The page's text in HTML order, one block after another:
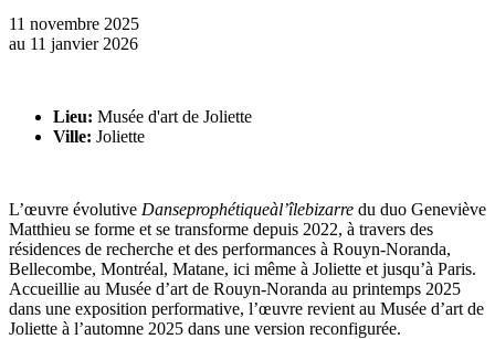
11 novembre 2025
au 11 janvier 2026
Lieu: Musée d'art de Joliette
Ville: Joliette
​​L’œuvre évolutive Danseprophétiqueàl’îlebizarre du duo Geneviève
Matthieu se forme et se transforme depuis 2022, à travers des
résidences de recherche et des performances à Rouyn-Noranda,
Bellecombe, Montréal, Matane, ici même à Joliette et jusqu’à Paris.
Accueillie au Musée d’art de Rouyn-Noranda au printemps 2025
dans une exposition performative, l’œuvre revient au Musée d’art de
Joliette à l’automne 2025 dans une version reconfigurée.